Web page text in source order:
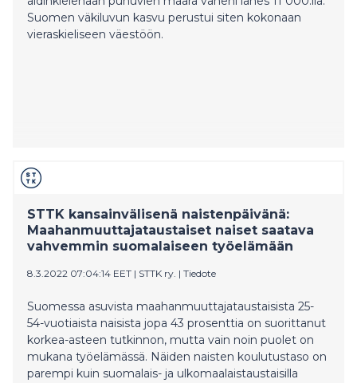
Suomen väkiluvun kasvu perustui siten kokonaan
vieraskieliseen väestöön.
STTK kansainvälisenä naistenpäivänä:
Maahanmuuttajataustaiset naiset saatava
vahvemmin suomalaiseen työelämään
8.3.2022 07:04:14 EET | STTK ry. | Tiedote
Suomessa asuvista maahanmuuttajataustaisista 25-
54-vuotiaista naisista jopa 43 prosenttia on suorittanut
korkea-asteen tutkinnon, mutta vain noin puolet on
mukana työelämässä. Näiden naisten koulutustaso on
parempi kuin suomalais- ja ulkomaalaistaustaisilla